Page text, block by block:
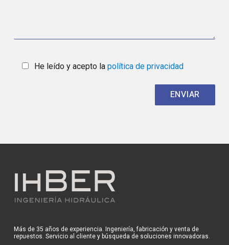
He leído y acepto la política de privacidad
Más de 35 años de experiencia. Ingeniería, fabricación y venta de
repuestos. Servicio al cliente y búsqueda de soluciones innovadoras.